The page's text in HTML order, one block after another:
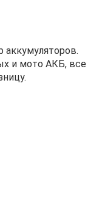
аккумуляторов.
и мото АКБ, все